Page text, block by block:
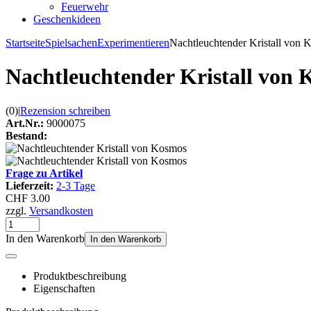
Feuerwehr
Geschenkideen
StartseiteSpielsachenExperimentierenNachtleuchtender Kristall von
Nachtleuchtender Kristall von
(0)|Rezension schreiben
Art.Nr.: 9000075
Bestand:
Frage zu Artikel
Lieferzeit: 2-3 Tage
CHF 3.00
zzgl. Versandkosten
In den Warenkorb In den Warenkorb
Produktbeschreibung
Eigenschaften